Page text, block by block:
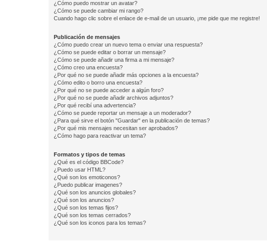
¿Cómo puedo mostrar un avatar?
¿Cómo se puede cambiar mi rango?
Cuando hago clic sobre el enlace de e-mail de un usuario, ¡me pide que me registre!
Publicación de mensajes
¿Cómo puedo crear un nuevo tema o enviar una respuesta?
¿Cómo se puede editar o borrar un mensaje?
¿Cómo se puede añadir una firma a mi mensaje?
¿Cómo creo una encuesta?
¿Por qué no se puede añadir más opciones a la encuesta?
¿Cómo edito o borro una encuesta?
¿Por qué no se puede acceder a algún foro?
¿Por qué no se puede añadir archivos adjuntos?
¿Por qué recibí una advertencia?
¿Cómo se puede reportar un mensaje a un moderador?
¿Para qué sirve el botón "Guardar" en la publicación de temas?
¿Por qué mis mensajes necesitan ser aprobados?
¿Cómo hago para reactivar un tema?
Formatos y tipos de temas
¿Qué es el código BBCode?
¿Puedo usar HTML?
¿Qué son los emoticonos?
¿Puedo publicar imagenes?
¿Qué son los anuncios globales?
¿Qué son los anuncios?
¿Qué son los temas fijos?
¿Qué son los temas cerrados?
¿Qué son los iconos para los temas?